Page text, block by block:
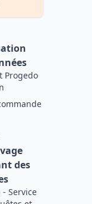
Progedo
des
- Service